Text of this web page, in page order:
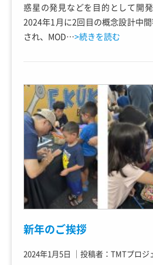
惑星の発見などを目的として開
2024年1月に2回目の概念設計中間
され、MOD…>続きを読む
新年のご挨拶
2024年1月5日 ｜ 投稿者：TMTプロジ